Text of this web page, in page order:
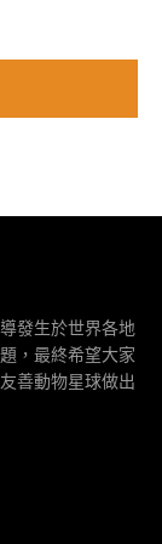
發生於世界各地
，最終希望大家
善動物星球做出